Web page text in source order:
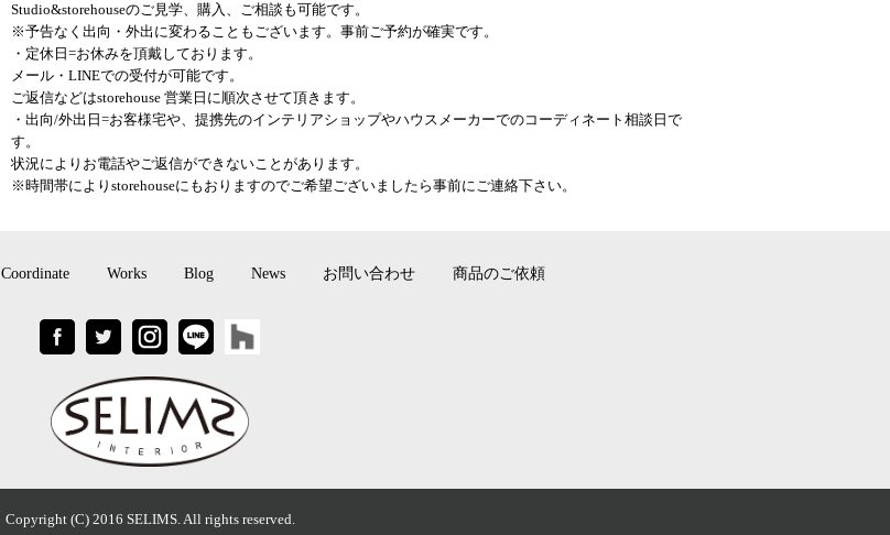
Studio&storehouseのご見学、購入、ご相談も可能です。
※予告なく出向・外出に変わることもございます。事前ご予約が確実です。
・定休日=お休みを頂戴しております。
メール・LINEでの受付が可能です。
ご返信などはstorehouse 営業日に順次させて頂きます。
・出向/外出日=お客様宅や、提携先のインテリアショップやハウスメーカーでのコーディネート相談日で
す。
状況によりお電話やご返信ができないことがあります。
※時間帯によりstorehouseにもおりますのでご希望ございましたら事前にご連絡下さい。
Coordinate Works Blog News お問い合わせ 商品のご依頼
Copyright (C) 2016 SELIMS. All rights reserved.